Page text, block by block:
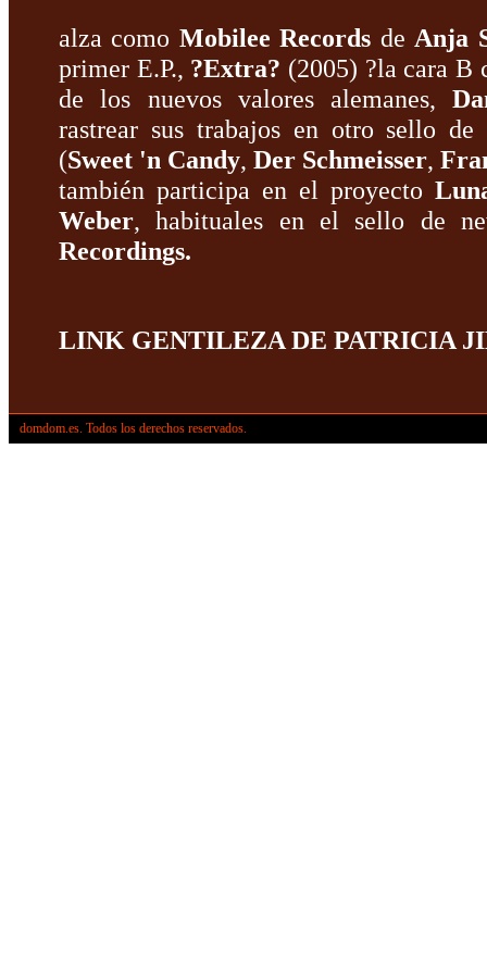
alza como Mobilee Records de Anja
primer E.P., ?Extra? (2005) ?la cara B
de los nuevos valores alemanes,
rastrear sus trabajos en otro sello
(Sweet 'n Candy, Der Schmeisser,
también participa en el proyecto
Weber, habituales en el sello de
Recordings.
LINK GENTILEZA DE PATRICIA
domdom.es. Todos los derechos reservados.